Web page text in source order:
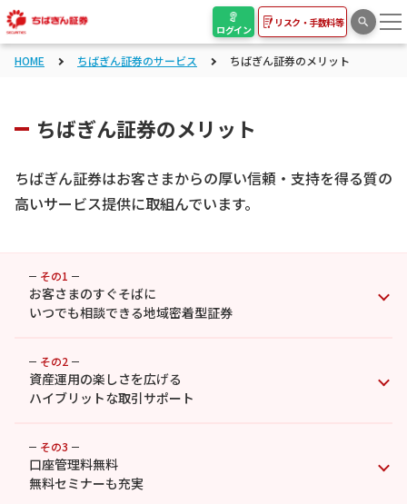
ログイン
リスク・手数料等
HOME ちばぎん証券のサービス ちばぎん証券のメリット
ちばぎん証券のメリット
ちばぎん証券はお客さまからの厚い信頼・支持を得る質の
高いサービス提供に取組んでいます。
その1
お客さまのすぐそばに
いつでも相談できる地域密着型証券
その2
資産運用の楽しさを広げる
ハイブリットな取引サポート
その3
口座管理料無料
無料セミナーも充実